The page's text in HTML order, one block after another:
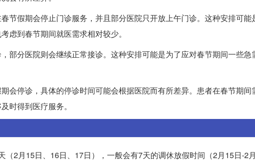
节假期会停止门诊服务，并且部分医院只开放上午门诊。这种安排可能
虑到春节期间就医需求相对较少。
部分医院则会继续正常接诊。这种安排可能是为了应对春节期间一些急
会停诊，具体的停诊时间可能会根据医院而有所差异。患者在春节期间
时得到医疗服务。
2月15日、16日、17日），一般会有7天的调休放假时间（2月15日-2